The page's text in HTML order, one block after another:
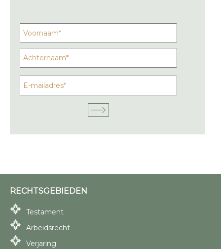
RECHTSGEBIEDEN
Testament
Arbeidsrecht
Verjaring